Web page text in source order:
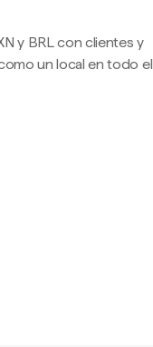
y BRL con clientes y
un local en todo el